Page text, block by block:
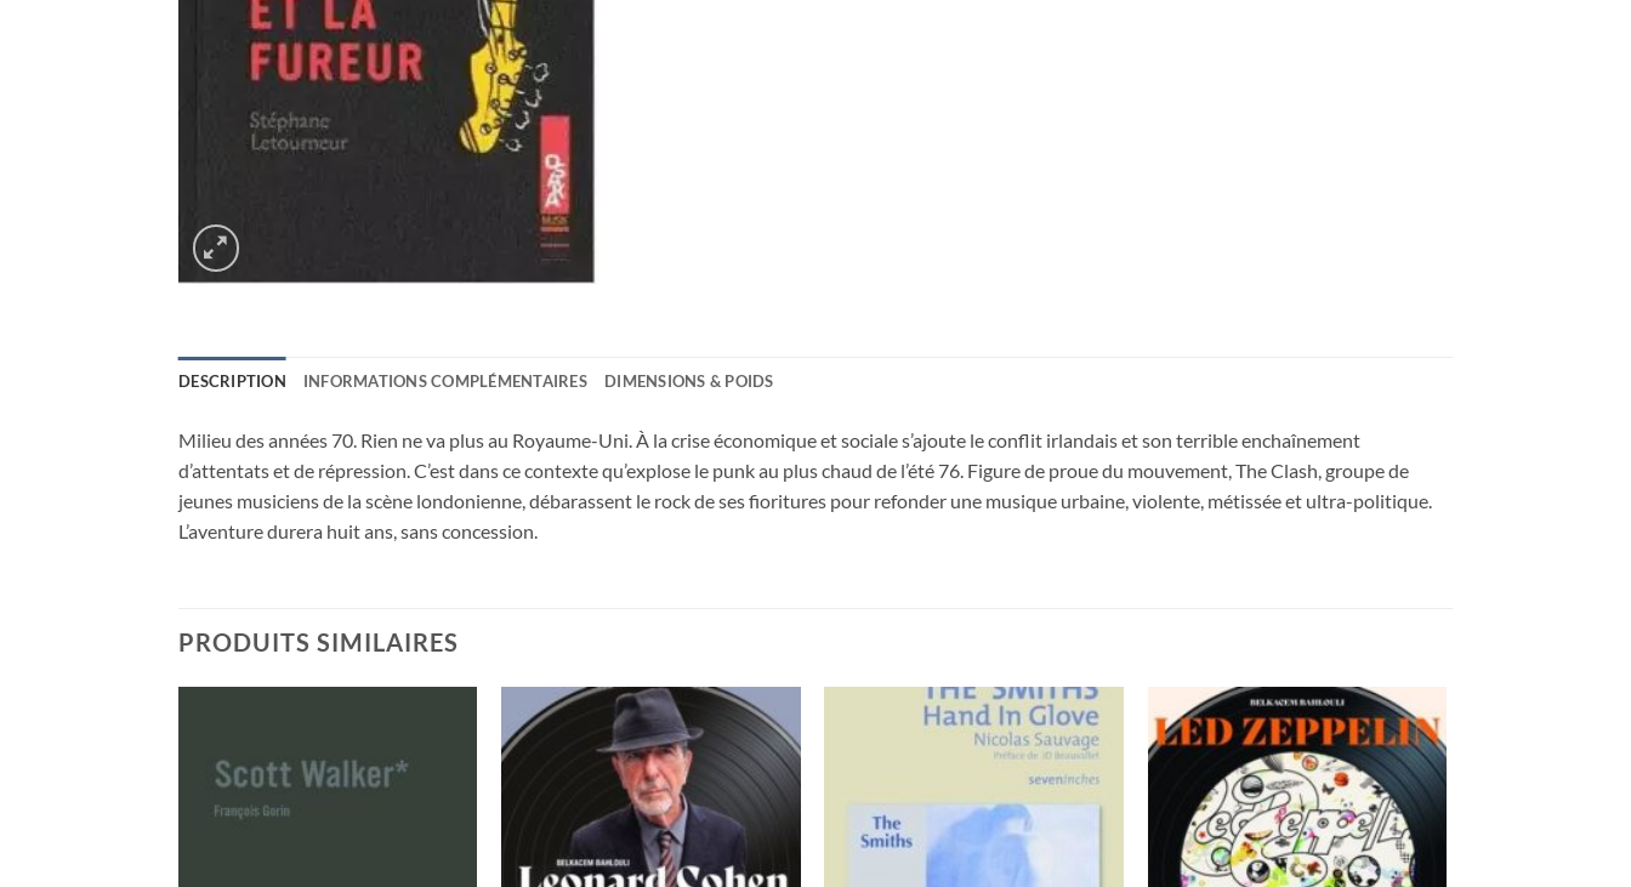
DESCRIPTION INFORMATIONS COMPLÉMENTAIRES DIMENSIONS & POIDS
Milieu des années 70. Rien ne va plus au Royaume-Uni. À la crise économique et sociale s’ajoute le conflit irlandais et son terrible enchaînement
d’attentats et de répression. C’est dans ce contexte qu’explose le punk au plus chaud de l’été 76. Figure de proue du mouvement, The Clash, groupe de
jeunes musiciens de la scène londonienne, débarassent le rock de ses fioritures pour refonder une musique urbaine, violente, métissée et ultra-politique.
L’aventure durera huit ans, sans concession.
PRODUITS SIMILAIRES